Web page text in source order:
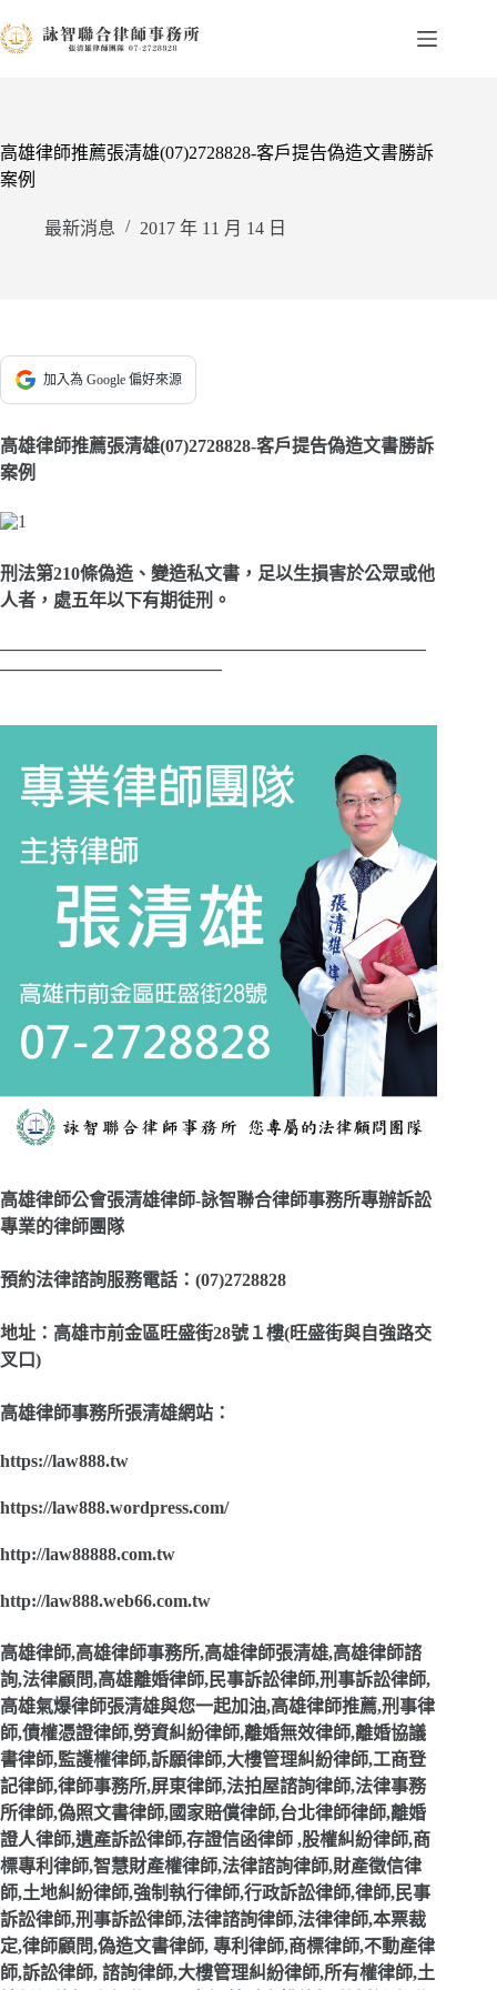
至
容
高雄律師推薦張清雄(07)2728828-客戶提告偽造文書勝訴
案例
最新消息 2017 年 11 月 14 日
加入為 Google 偏好來源
高雄律師推薦張清雄(07)2728828-客戶提告偽造文書勝訴
案例
刑 法第210條偽造、變造私文書，足以生損害於公眾或他
人者，處五年以下有期徒刑。
————————————————————————
————————————–
高雄律師公會張清雄律師-詠智聯合律師事務所專辦訴訟
專業的律師團隊
預約法律諮詢服務電話：(07)2728828
地址：高雄市前金區旺盛街28號１樓(旺盛街與自強路交
叉口)
高雄律師事務所張清雄網站：
https://law888.tw
https://law888.wordpress.com/
http://law88888.com.tw
http://law888.web66.com.tw
高雄律師,高雄律師事務所,高雄律師張清雄,高雄律師諮
詢,法律顧問,高雄離婚律師,民事訴訟律師,刑事訴訟律師,
高雄氣爆律師張清雄與您一起加油,高雄律師推薦,刑事律
師,債權憑證律師,勞資糾紛律師,離婚無效律師,離婚協議
書律師,監護權律師,訴願律師,大樓管理糾紛律師,工商登
記律師,律師事務所,屏東律師,法拍屋諮詢律師,法律事務
所律師,偽照文書律師,國家賠償律師,台北律師律師,離婚
證人律師,遺產訴訟律師,存證信函律師 ,股權糾紛律師,商
標專利律師,智慧財產權律師,法律諮詢律師,財產徵信律
師,土地糾紛律師,強制執行律師,行政訴訟律師,律師,民事
訴訟律師,刑事訴訟律師,法律諮詢律師,法律律師,本票裁
定,律師顧問,偽造文書律師, 專利律師,商標律師,不動產律
師,訴訟律師, 諮詢律師,大樓管理糾紛律師,所有權律師,土